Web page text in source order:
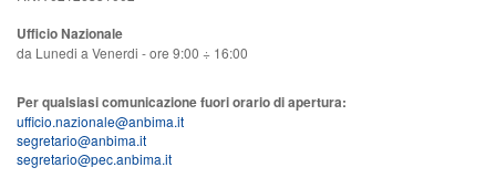
Ufficio Nazionale
da Lunedi a Venerdi - ore 9:00 ÷ 16:00
Per qualsiasi comunicazione fuori orario di apertura:
ufficio.nazionale@anbima.it
segretario@anbima.it
segretario@pec.anbima.it